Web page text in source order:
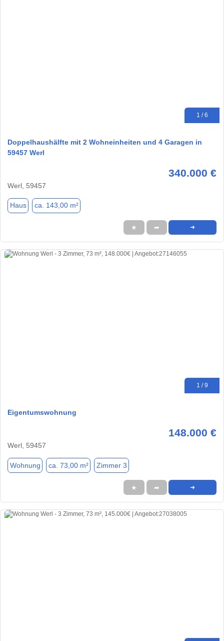
1 / 6
Doppelhaushälfte mit 2 Wohneinheiten und 4 Garagen in
59457 Werl
340.000 €
Werl, 59457
Haus ca. 143,00 m²
★ ➦ ➜
1 / 9
Eigentumswohnung
148.000 €
Werl, 59457
Wohnung ca. 73,00 m² Zimmer 3
★ ➦ ➜